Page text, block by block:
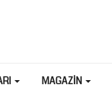
MAGAZIN